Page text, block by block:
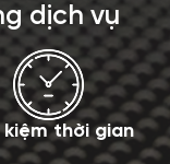
dịch vụ
thời gian